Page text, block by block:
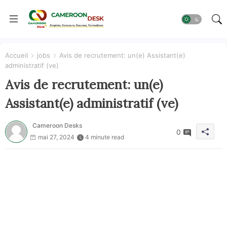
Accueil jobs
Avis de recrutement: un(e) Assistant(e)
administratif (ve)
Avis de recrutement: un(e)
Assistant(e) administratif (ve)
Cameroon Desks
mai 27, 2024
4 minute read
0